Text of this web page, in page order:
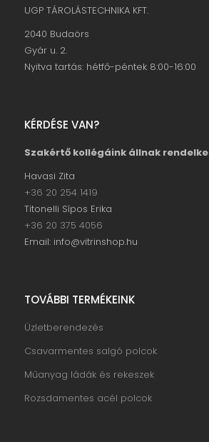
UGP TÁROLÁSTECHNIKA KFT.
2040 Budaörs
Gyár u. 2.
Nyitva tartás: hétfő-péntek 8:00-16:00
KÉRDÉSE VAN?
Szakértő kollégáink állnak
Havasi Zita
+36 20 254 1419
Titonelli Sípos Erika
+36 20 375 4056
Email: info@vitrinshop.hu
TOVÁBBI TERMÉKEINK
Üzletberendezés
Csavarmentes salgó polcok
Műanyag ládák és rekeszek
Rozsdamentes acél polcok